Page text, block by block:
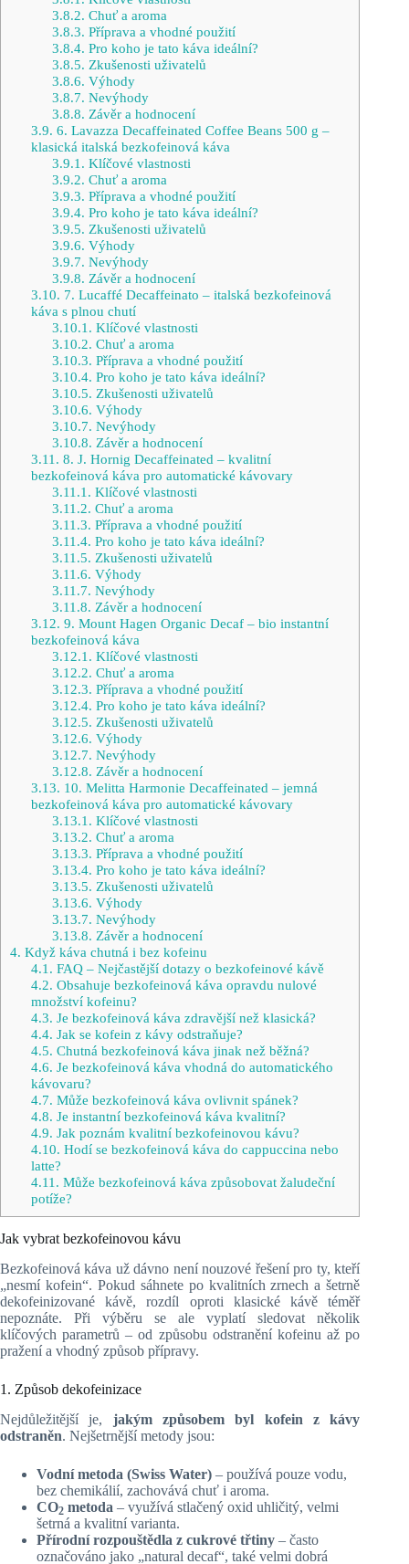
3.8.2. Chuť a aroma
3.8.3. Příprava a vhodné použití
3.8.4. Pro koho je tato káva ideální?
3.8.5. Zkušenosti uživatelů
3.8.6. Výhody
3.8.7. Nevýhody
3.8.8. Závěr a hodnocení
3.9. 6. Lavazza Decaffeinated Coffee Beans 500 g –
klasická italská bezkofeinová káva
3.9.1. Klíčové vlastnosti
3.9.2. Chuť a aroma
3.9.3. Příprava a vhodné použití
3.9.4. Pro koho je tato káva ideální?
3.9.5. Zkušenosti uživatelů
3.9.6. Výhody
3.9.7. Nevýhody
3.9.8. Závěr a hodnocení
3.10. 7. Lucaffé Decaffeinato – italská bezkofeinová
káva s plnou chutí
3.10.1. Klíčové vlastnosti
3.10.2. Chuť a aroma
3.10.3. Příprava a vhodné použití
3.10.4. Pro koho je tato káva ideální?
3.10.5. Zkušenosti uživatelů
3.10.6. Výhody
3.10.7. Nevýhody
3.10.8. Závěr a hodnocení
3.11. 8. J. Hornig Decaffeinated – kvalitní
bezkofeinová káva pro automatické kávovary
3.11.1. Klíčové vlastnosti
3.11.2. Chuť a aroma
3.11.3. Příprava a vhodné použití
3.11.4. Pro koho je tato káva ideální?
3.11.5. Zkušenosti uživatelů
3.11.6. Výhody
3.11.7. Nevýhody
3.11.8. Závěr a hodnocení
3.12. 9. Mount Hagen Organic Decaf – bio instantní
bezkofeinová káva
3.12.1. Klíčové vlastnosti
3.12.2. Chuť a aroma
3.12.3. Příprava a vhodné použití
3.12.4. Pro koho je tato káva ideální?
3.12.5. Zkušenosti uživatelů
3.12.6. Výhody
3.12.7. Nevýhody
3.12.8. Závěr a hodnocení
3.13. 10. Melitta Harmonie Decaffeinated – jemná
bezkofeinová káva pro automatické kávovary
3.13.1. Klíčové vlastnosti
3.13.2. Chuť a aroma
3.13.3. Příprava a vhodné použití
3.13.4. Pro koho je tato káva ideální?
3.13.5. Zkušenosti uživatelů
3.13.6. Výhody
3.13.7. Nevýhody
3.13.8. Závěr a hodnocení
4. Když káva chutná i bez kofeinu
4.1. FAQ – Nejčastější dotazy o bezkofeinové kávě
4.2. Obsahuje bezkofeinová káva opravdu nulové
množství kofeinu?
4.3. Je bezkofeinová káva zdravější než klasická?
4.4. Jak se kofein z kávy odstraňuje?
4.5. Chutná bezkofeinová káva jinak než běžná?
4.6. Je bezkofeinová káva vhodná do automatického
kávovaru?
4.7. Může bezkofeinová káva ovlivnit spánek?
4.8. Je instantní bezkofeinová káva kvalitní?
4.9. Jak poznám kvalitní bezkofeinovou kávu?
4.10. Hodí se bezkofeinová káva do cappuccina nebo
latte?
4.11. Může bezkofeinová káva způsobovat žaludeční
potíže?
Jak vybrat bezkofeinovou kávu
Bezkofeinová káva už dávno není nouzové řešení pro ty, kteří
„nesmí kofein“. Pokud sáhnete po kvalitních zrnech a šetrně
dekofeinizované kávě, rozdíl oproti klasické kávě téměř
nepoznáte. Při výběru se ale vyplatí sledovat několik
klíčových parametrů – od způsobu odstranění kofeinu až po
pražení a vhodný způsob přípravy.
1. Způsob dekofeinizace
Nejdůležitější je, jakým způsobem byl kofein z kávy
odstraněn. Nejšetrnější metody jsou:
Vodní metoda (Swiss Water) – používá pouze vodu,
bez chemikálií, zachovává chuť i aroma.
CO2 metoda – využívá stlačený oxid uhličitý, velmi
šetrná a kvalitní varianta.
Přírodní rozpouštědla z cukrové třtiny – často
označováno jako „natural decaf“, také velmi dobrá